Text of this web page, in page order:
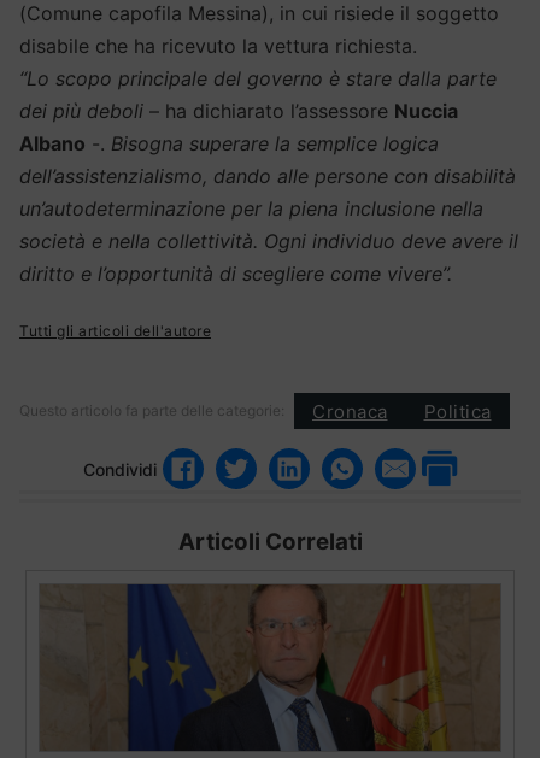
(Comune capofila Messina), in cui risiede il soggetto
disabile che ha ricevuto la vettura richiesta.
“Lo scopo principale del governo è stare dalla parte
dei più deboli – ha dichiarato l’assessore Nuccia
Albano -. Bisogna superare la semplice logica
dell’assistenzialismo, dando alle persone con disabilità
un’autodeterminazione per la piena inclusione nella
società e nella collettività. Ogni individuo deve avere il
diritto e l’opportunità di scegliere come vivere”.
Tutti gli articoli dell'autore
Questo articolo fa parte delle categorie: Cronaca Politica
Condividi
Articoli Correlati